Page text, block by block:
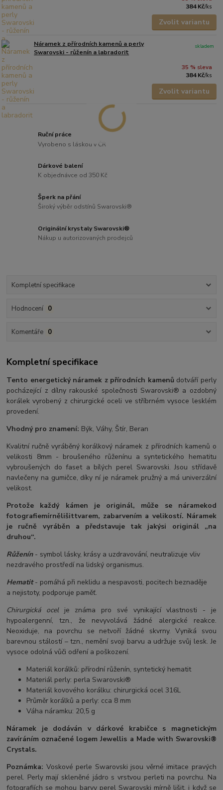
384 Kč/ks
Zvolit variantu
Náramek z přírodních kamenů a perly
Swarovski - růženín a labradorit
35 % sleva
384 Kč/ks
skladem
Zvolit variantu
Ruční práce
Vyrobeno s láskou v ČR
Dárkové balení
K objednávce od 350 Kč
Šperk na přání
Široký výběr odstínů Swarovski®
Originální krystaly Swarovski®
Nákup u autorizovaných prodejců
Kompletní specifikace
Hodnocení 0
Komentáře 0
Kompletní specifikace
Tento energetický náramek z přírodních kamenů dotváří perly
pocházející z dílny rakouské společnosti Swarovski® a ozdobný
korálek vyrobený z chirurgické oceli ve stříbrném vysoce lesklém
provedení.
Vhodný pro znamení: Býk, Váhy, Štír, Beran
Kvalitní ručně vyráběný korálkový náramek z přírodních kamenů o
velikosti 8mm - broušeného růženínu a syntetického hematitu
vybroušených do faset a bílých perel Swarovski. Jsou střídavě
navlečeny na gumičce, díky ní je náramek pružný a má univerzální
velikost.
Protože každý kámen je originál, může se náramekod
fotografiemírnělišittvarem, zabarvením a velikostí. Náramek
je ručně vyráběn a představuje tak jakýsi originál „na
druhou“.
Růženín- symbol lásky, krásy a uzdravování, neutralizuje vliv
nezdravého prostředí na lidský organismus.
Hematit- pomáhá při neklidu a nespavosti, pocitech beznaděje
a nejistoty, podporuje paměť.
Chirurgická ocelje známa pro své vynikající vlastnosti - je
hypoalergenní, tzn., že nevyvolává žádné alergické reakce.
Neoxiduje, na povrchu se netvoří žádné skvrny. Vyniká svou
barevnou stálostí – tzn., nemění svoji barvu a udržuje svůj lesk. Je
vysoce odolná vůči odření a poškození.
Materiál korálků: přírodní růženín, syntetický hematit
Materiál perly: perla Swarovski®
Materiál kovového korálku: chirurgická ocel 316L
Průměr korálků a perly: cca 8 mm
Váha náramku: 20,5 g
Náramek je dodáván v dárkové krabičce s magnetickým
zavíráním označené logem Jewellis a Made with Swarovski®
Crystals.
Poznámka: Voskové perle Swarovski jsou věrné imitace pravých
perel. Perly mají skleněné jádro s vrstvou perleti na povrchu. Na
fotografiích se mohou barvy perel Swarovski mírně lišit, i když se